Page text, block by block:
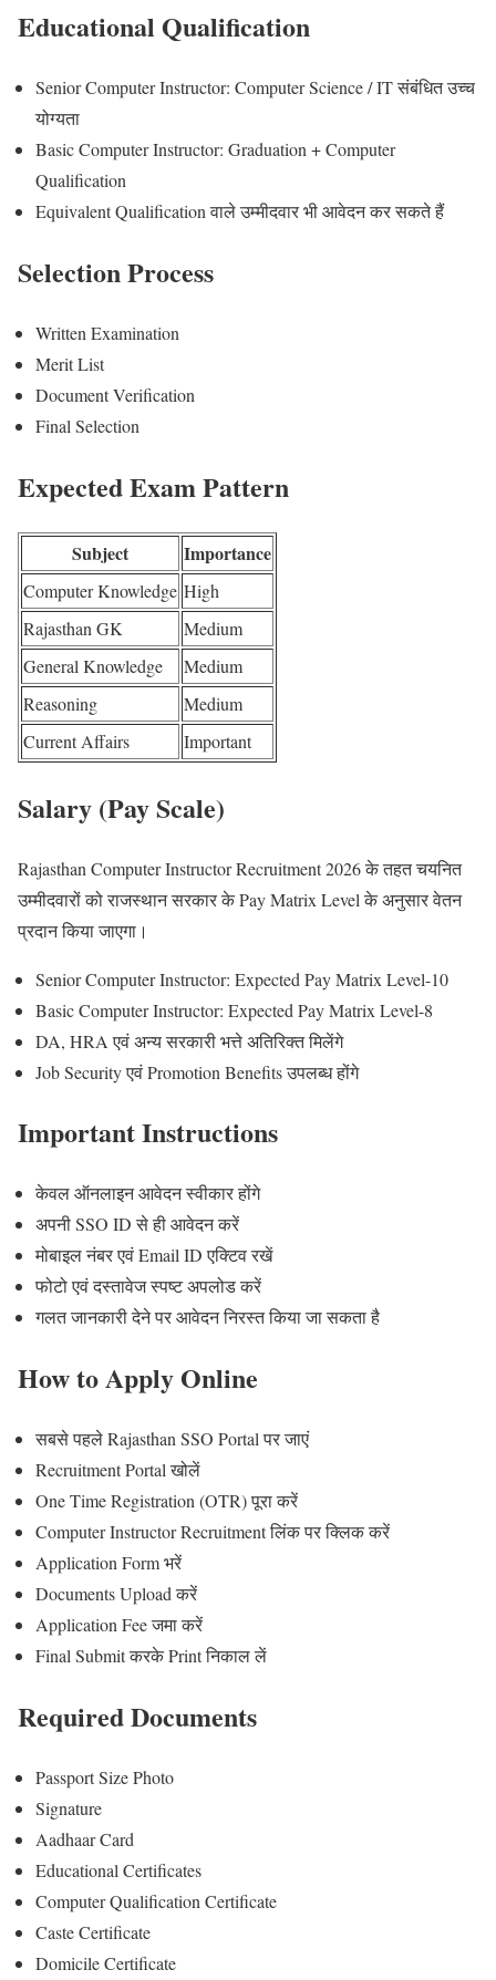
Educational Qualification
Senior Computer Instructor: Computer Science / IT संबंधित उच्च
योग्यता
Basic Computer Instructor: Graduation + Computer
Qualification
Equivalent Qualification वाले उम्मीदवार भी आवेदन कर सकते हैं
Selection Process
Written Examination
Merit List
Document Verification
Final Selection
Expected Exam Pattern
Subject Importance
Computer Knowledge High
Rajasthan GK
Medium
General Knowledge
Medium
Reasoning
Medium
Current Affairs
Important
Salary (Pay Scale)
Rajasthan Computer Instructor Recruitment 2026 के तहत चयनित
उम्मीदवारों को राजस्थान सरकार के Pay Matrix Level के अनुसार वेतन
प्रदान किया जाएगा।
Senior Computer Instructor: Expected Pay Matrix Level-10
Basic Computer Instructor: Expected Pay Matrix Level-8
DA, HRA एवं अन्य सरकारी भत्ते अतिरिक्त मिलेंगे
Job Security एवं Promotion Benefits उपलब्ध होंगे
Important Instructions
केवल ऑनलाइन आवेदन स्वीकार होंगे
अपनी SSO ID से ही आवेदन करें
मोबाइल नंबर एवं Email ID एक्टिव रखें
फोटो एवं दस्तावेज स्पष्ट अपलोड करें
गलत जानकारी देने पर आवेदन निरस्त किया जा सकता है
How to Apply Online
सबसे पहले Rajasthan SSO Portal पर जाएं
Recruitment Portal खोलें
One Time Registration (OTR) पूरा करें
Computer Instructor Recruitment लिंक पर क्लिक करें
Application Form भरें
Documents Upload करें
Application Fee जमा करें
Final Submit करके Print निकाल लें
Required Documents
Passport Size Photo
Signature
Aadhaar Card
Educational Certificates
Computer Qualification Certificate
Caste Certificate
Domicile Certificate